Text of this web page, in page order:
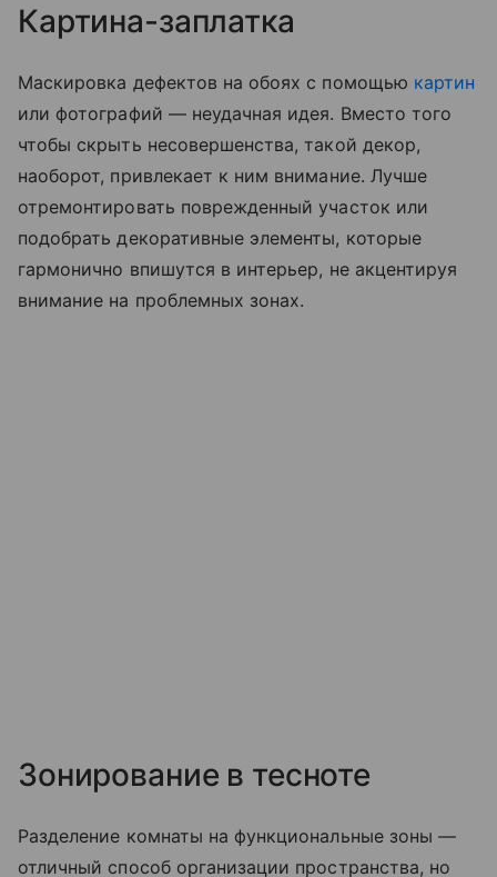
Картина-заплатка
Маскировка дефектов на обоях с помощью картин
или фотографий — неудачная идея. Вместо того
чтобы скрыть несовершенства, такой декор,
наоборот, привлекает к ним внимание. Лучше
отремонтировать поврежденный участок или
подобрать декоративные элементы, которые
гармонично впишутся в интерьер, не акцентируя
внимание на проблемных зонах.
Зонирование в тесноте
Разделение комнаты на функциональные зоны —
отличный способ организации пространства, но